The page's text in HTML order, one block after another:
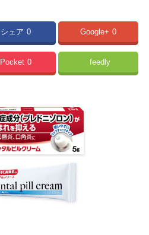
シェア 0 Google+ 0
Pocket 0 feedly